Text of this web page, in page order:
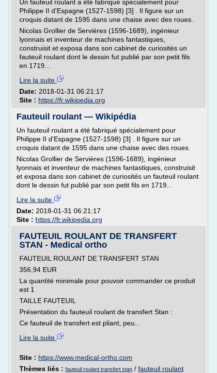
Un fauteuil roulant a été fabriqué spécialement pour
Philippe II d'Espagne (1527-1598) [3] . Il figure sur un
croquis datant de 1595 dans une chaise avec des roues.
Nicolas Grollier de Servières (1596-1689), ingénieur
lyonnais et inventeur de machines fantastiques,
construisit et exposa dans son cabinet de curiosités un
fauteuil roulant dont le dessin fut publié par son petit fils
en 1719...
Lire la suite
Date: 2018-01-31 06:21:17
Site : https://fr.wikipedia.org
Fauteuil roulant — Wikipédia
Un fauteuil roulant a été fabriqué spécialement pour
Philippe II d'Espagne (1527-1598) [3] . Il figure sur un
croquis datant de 1595 dans une chaise avec des roues.
Nicolas Grollier de Servières (1596-1689), ingénieur
lyonnais et inventeur de machines fantastiques, construisit
et exposa dans son cabinet de curiosités un fauteuil roulant
dont le dessin fut publié par son petit fils en 1719...
Lire la suite
Date: 2018-01-31 06:21:17
Site : https://fr.wikipedia.org
FAUTEUIL ROULANT DE TRANSFERT
STAN - Medical ortho
FAUTEUIL ROULANT DE TRANSFERT STAN
356,94 EUR
La quantité minimale pour pouvoir commander ce produit
est 1
TAILLE FAUTEUIL
Présentation du fauteuil roulant de transfert Stan :
Ce fauteuil de transfert est pliant, peu...
Lire la suite
Site : https://www.medical-ortho.com
Thèmes liés : fauteuil roulant transfert stan / fauteuil roulant